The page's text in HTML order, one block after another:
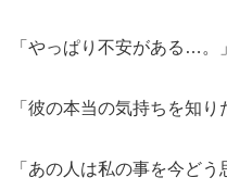
「やっぱり不安がある…。」
「彼の本当の気持ちを知り
「あの人は私の事を今ど